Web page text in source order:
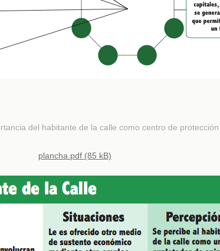
del habitante de la calle como centro de
plancha.pdf (85 kB)